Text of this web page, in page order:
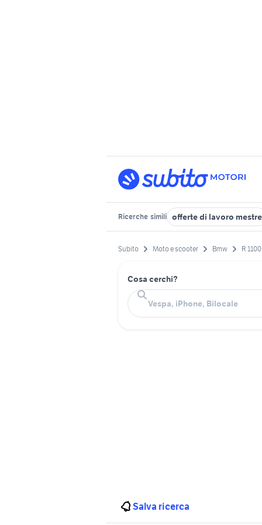
Ricerche simili offerte di lavoro mestre
Subito Moto e scooter Bmw R
Cosa cerchi?
Salva ricerca